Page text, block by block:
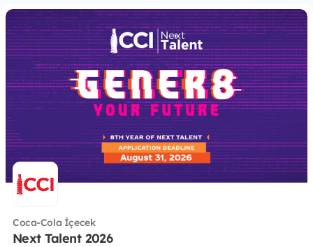
Coca-Cola İçecek
Next Talent 2026